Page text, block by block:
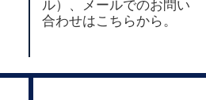
ル）、メールでのお問い
合わせはこちらから。